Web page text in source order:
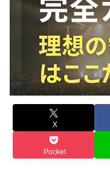
X
Pocket